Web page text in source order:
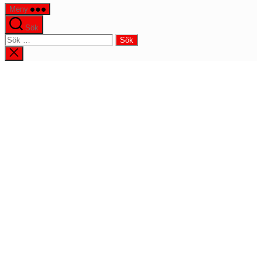
Meny
Sök
Sök
efter:
Stäng
sökningen